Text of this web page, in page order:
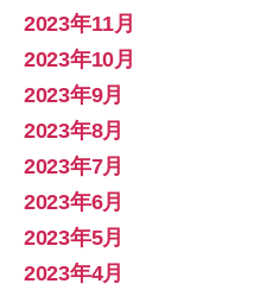
2023年11月
2023年10月
2023年9月
2023年8月
2023年7月
2023年6月
2023年5月
2023年4月